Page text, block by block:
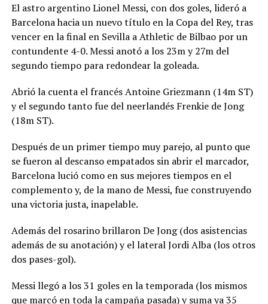
El astro argentino Lionel Messi, con dos goles, lideró a
Barcelona hacia un nuevo título en la Copa del Rey, tras
vencer en la final en Sevilla a Athletic de Bilbao por un
contundente 4-0. Messi anotó a los 23m y 27m del
segundo tiempo para redondear la goleada.
Abrió la cuenta el francés Antoine Griezmann (14m ST)
y el segundo tanto fue del neerlandés Frenkie de Jong
(18m ST).
Después de un primer tiempo muy parejo, al punto que
se fueron al descanso empatados sin abrir el marcador,
Barcelona lució como en sus mejores tiempos en el
complemento y, de la mano de Messi, fue construyendo
una victoria justa, inapelable.
Además del rosarino brillaron De Jong (dos asistencias
además de su anotación) y el lateral Jordi Alba (los otros
dos pases-gol).
Messi llegó a los 31 goles en la temporada (los mismos
que marcó en toda la campaña pasada) y suma ya 35